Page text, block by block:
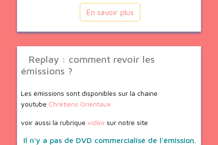
En savoir plus
Replay : comment revoir les
émissions ?
Les émissions sont disponibles sur la chaine
youtube Chrétiens Orientaux
voir aussi la rubrique vidéo sur notre site
Il n'y a pas de DVD commercialisé de l'émission.